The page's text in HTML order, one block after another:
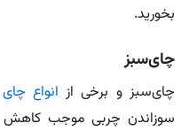
بخورید.
چای‌سبز
چای‌سبز و برخی ازانواع
سوزاندن چربی موجب کاهش